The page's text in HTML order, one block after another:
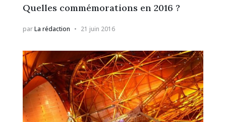
Quelles commémorations en 2016 ?
parLa rédaction 21 juin 2016